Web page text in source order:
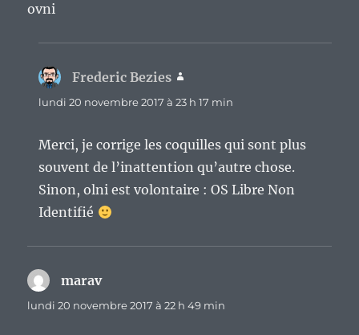
ovni
Frederic Bezies
lundi 20 novembre 2017 à 23 h 17 min
Merci, je corrige les coquilles qui sont plus
souvent de l’inattention qu’autre chose.
Sinon, olni est volontaire : OS Libre Non
Identifié
maravdit :
lundi 20 novembre 2017 à 22 h 49 min